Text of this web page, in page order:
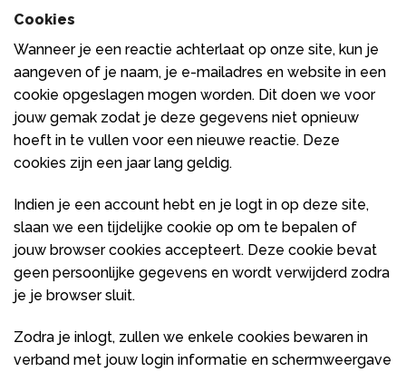
Cookies
Wanneer je een reactie achterlaat op onze site, kun je
aangeven of je naam, je e-mailadres en website in een
cookie opgeslagen mogen worden. Dit doen we voor
jouw gemak zodat je deze gegevens niet opnieuw
hoeft in te vullen voor een nieuwe reactie. Deze
cookies zijn een jaar lang geldig.
Indien je een account hebt en je logt in op deze site,
slaan we een tijdelijke cookie op om te bepalen of
jouw browser cookies accepteert. Deze cookie bevat
geen persoonlijke gegevens en wordt verwijderd zodra
je je browser sluit.
Zodra je inlogt, zullen we enkele cookies bewaren in
verband met jouw login informatie en schermweergave